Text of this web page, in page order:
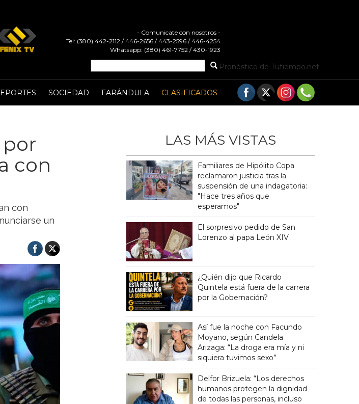
- Comunicate con nosotros -
Tel: (380) 442-2112 / 446-2656 / 443-2596 / 446-4254
Whatsapp: (380) 461-7752 / 430-1923
Pronóstico de Tutiempo.net
SOCIEDAD FARÁNDULA CLASIFICADOS
con
con
un
LAS MÁS VISTAS
Familiares de Hipólito Copa
reclamaron justicia tras la
suspensión de una indagatoria:
"Hace tres años que
esperamos"
El sorpresivo pedido de San
Lorenzo al papa León XIV
¿Quién dijo que Ricardo
Quintela está fuera de la carrera
por la Gobernación?
Así fue la noche con Facundo
Moyano, según Candela
Arizaga: “La droga era mía y ni
siquiera tuvimos sexo”
Delfor Brizuela: “Los derechos
humanos protegen la dignidad
de todas las personas, incluso